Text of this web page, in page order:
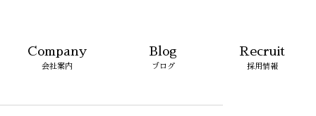
Company
会社案内
Blog
ブログ
Recruit
採用情報